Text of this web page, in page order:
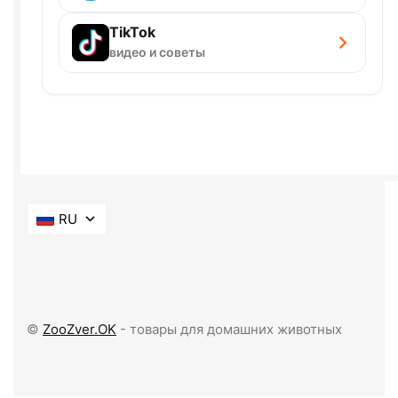
TikTok
видео и советы
RU
© ZooZver.OK - товары для домашних животных